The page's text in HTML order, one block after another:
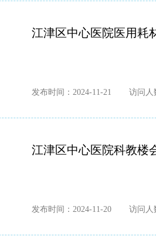
江津区中心医院医用耗
发布时间：2024-11-21 访问人
江津区中心医院科教楼
发布时间：2024-11-20 访问人